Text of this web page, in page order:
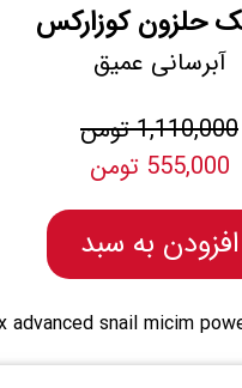
حلزون کوزارکس
آبرسانی عمیق
1,110,000 تومن
555,000 تومن
افزودن به سبد
advanced snail micim